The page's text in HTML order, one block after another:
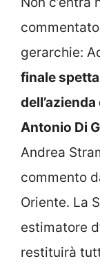
gerarchie:
finale
Antonio Di
Andrea
commento
Oriente. La
estimatore
restituirà